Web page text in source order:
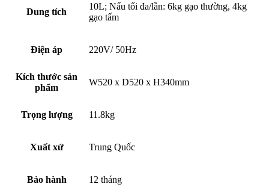
Dung tích
10L; Nấu tối đa/lần: 6kg gạo thường, 4kg
gạo tấm
Điện áp 220V/ 50Hz
Kích thước sản
phẩm
W520 x D520 x H340mm
Trọng lượng 11.8kg
Xuất xứ Trung Quốc
Bảo hành 12 tháng